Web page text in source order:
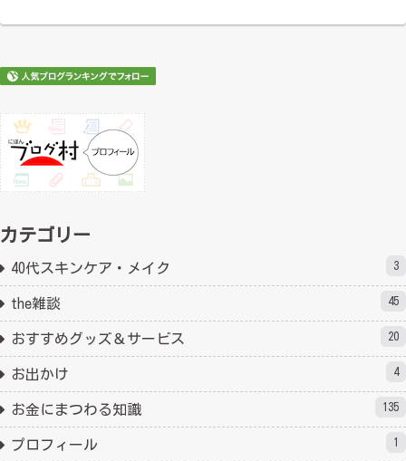
カテゴリー
40代スキンケア・メイク 3
the雑談 45
おすすめグッズ＆サービス 20
お出かけ 4
お金にまつわる知識 135
プロフィール 1